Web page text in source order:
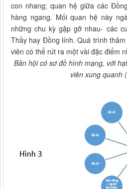
con nhang; quan hệ giữa các
hàng ngang. Mối quan hệ này
những chu kỳ gặp gỡ nhau- các
Thầy hay Đồng lính. Quá trình
viên có thể rút ra một vài đặc điểm
Bản hội có sơ đồ hình mạng, với
viên xung quanh